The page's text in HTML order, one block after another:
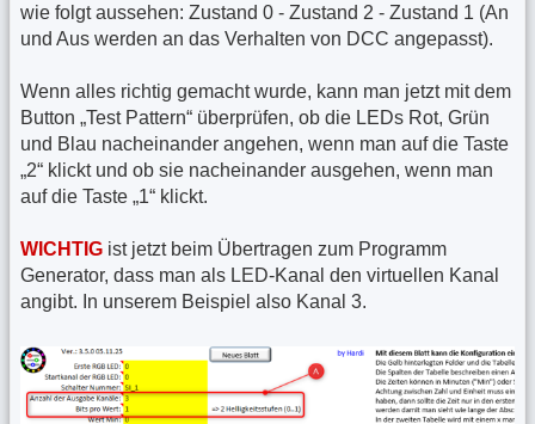
wie folgt aussehen: Zustand 0 - Zustand 2 - Zustand 1 (An
und Aus werden an das Verhalten von DCC angepasst).
Wenn alles richtig gemacht wurde, kann man jetzt mit dem
Button „Test Pattern“ überprüfen, ob die LEDs Rot, Grün
und Blau nacheinander angehen, wenn man auf die Taste
„2“ klickt und ob sie nacheinander ausgehen, wenn man
auf die Taste „1“ klickt.
WICHTIG ist jetzt beim Übertragen zum Programm
Generator, dass man als LED-Kanal den virtuellen Kanal
angibt. In unserem Beispiel also Kanal 3.